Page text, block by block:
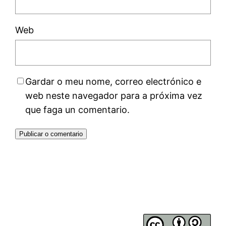
Web
Gardar o meu nome, correo electrónico e
web neste navegador para a próxima vez
que faga un comentario.